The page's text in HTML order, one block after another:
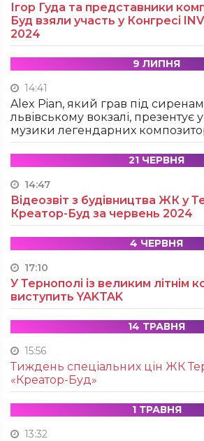
Ігор Гуда та представники
Буд взяли участь у Конгресі
2024
9 ЛИПНЯ
14:41
Alex Pian, який грав під
львівському вокзалі, презентує
музики легендарних
21 ЧЕРВНЯ
14:47
Відеозвіт з будівництва ЖК у
Креатор-Буд за червень 2024
4 ЧЕРВНЯ
17:10
У Тернополі із великим літнім
виступить YAKTAK
14 ТРАВНЯ
15:56
Тиждень спеціальних цін ЖК
«Креатор-Буд»
1 ТРАВНЯ
13:32